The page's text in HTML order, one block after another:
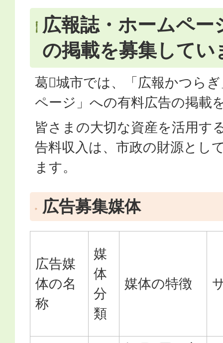
広報誌・ホームペー
の掲載を募集してい
葛𠄀城市では、「広報かつら
ページ」への有料広告の掲載
皆さまの大切な資産を活用す
告料収入は、市政の財源とし
ます。
広告募集媒体
広告媒
体の名
称
媒
体
分
類
媒体の特徴